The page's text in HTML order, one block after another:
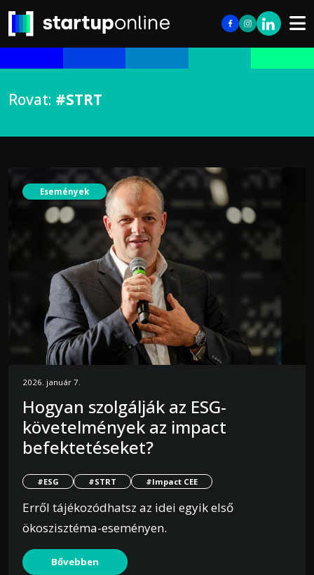
Rovat: #STRT
Események
2026. január 7.
Hogyan szolgálják az ESG-
követelmények az impact
befektetéseket?
#ESG #STRT #Impact CEE
Erről tájékozódhatsz az idei egyik első
ökoszisztéma-eseményen.
Bővebben